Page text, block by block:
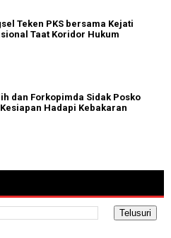
Teken PKS bersama Kejati
Taat Koridor Hukum
dan Forkopimda Sidak Posko
Hadapi Kebakaran